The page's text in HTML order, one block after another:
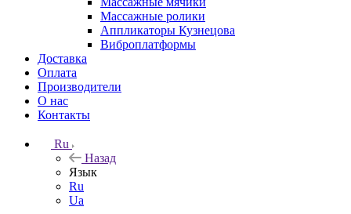
Массажные ролики
Аппликаторы Кузнецова
Виброплатформы
Доставка
Оплата
Производители
О нас
Контакты
Ru
Назад
Язык
Ru
Ua